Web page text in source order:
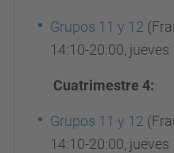
Grupos 11 y 12
14:10-20:00,
Cuatrimestre 4:
Grupos 11 y 12
14:10-20:00,